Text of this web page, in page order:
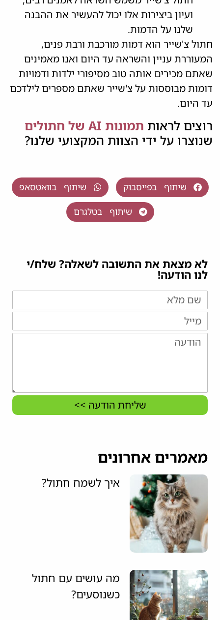
ועיון ביצירות אלו יכול להעשיר את ההבנה
שלנו על הדמות.
חתול צ'שייר הוא דמות מורכבת ורבת פנים,
המעוררת עניין והשראה עד היום ואנו מאמינים
שאתם מכירים אותה טוב מסיפורי ילדות ודמויות
דומות מבוססות על צ'שייר שאתם מספרים לילדכם
עד היום.
רוצים לראות תמונות AI של חתולים
שנוצרו על ידי הצוות המקצועי שלנו?
שיתוף בפייסבוק שיתוף בוואטסאפ
שיתוף בטלגרם
לא מצאת את התשובה לשאלה? שלח/י
לנו הודעה!
שליחת הודעה >>
מאמרים אחרונים
איך לשמח חתול?
מה עושים עם חתול
כשנוסעים?